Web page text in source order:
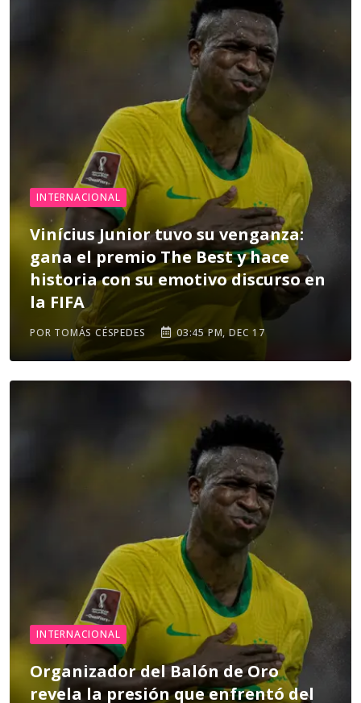
INTERNACIONAL
Vinícius Junior tuvo su venganza:
gana el premio The Best y hace
historia con su emotivo discurso en
la FIFA
POR TOMÁS CÉSPEDES 03:45 PM, DEC 17
INTERNACIONAL
Organizador del Balón de Oro
revela la presión que enfrentó del